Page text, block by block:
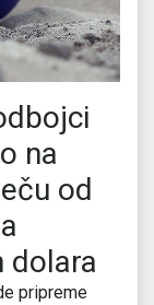
na
od
dolara
pripreme